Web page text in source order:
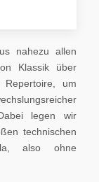
nahezu allen
Klassik über
Repertoire, um
legen wir
technischen
also ohne